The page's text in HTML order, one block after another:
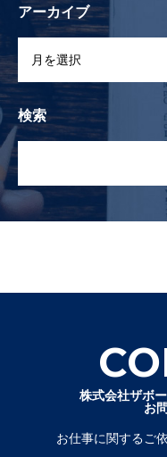
アーカイブ
検索
株式会社ザボ
お
お仕事に関するご